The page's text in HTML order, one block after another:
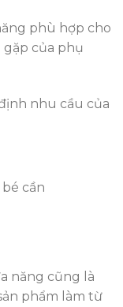
phù hợp cho
gặp của phụ
nhu cầu của
cần
năng cũng là
phẩm làm từ